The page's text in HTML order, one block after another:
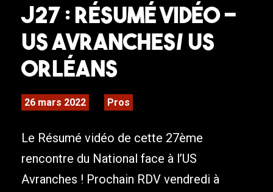
J27 : Résumé Vidéo –
US Avranches/ US
Orléans
26 mars 2022 Pros
Le Résumé vidéo de cette 27ème
rencontre du National face à l’US
Avranches ! Prochain RDV vendredi à